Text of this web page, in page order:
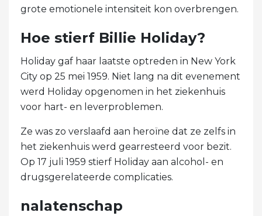
grote emotionele intensiteit kon overbrengen.
Hoe stierf Billie Holiday?
Holiday gaf haar laatste optreden in New York
City op 25 mei 1959. Niet lang na dit evenement
werd Holiday opgenomen in het ziekenhuis
voor hart- en leverproblemen.
Ze was zo verslaafd aan heroïne dat ze zelfs in
het ziekenhuis werd gearresteerd voor bezit.
Op 17 juli 1959 stierf Holiday aan alcohol- en
drugsgerelateerde complicaties.
nalatenschap